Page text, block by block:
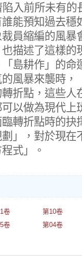
入前所未有的
能預知過去穩
員縮編的風暴
也描述了這樣
島耕作」的命
風暴來襲時，
折點，這些人
以做為現代上
轉折點時的抉
」，對於現在
式」。
卷
第10卷
卷
第04卷